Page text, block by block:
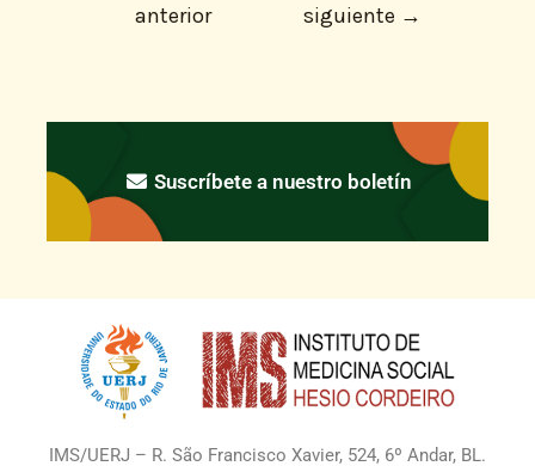
anterior
siguiente →
Suscríbete a nuestro boletín
IMS/UERJ – R. São Francisco Xavier, 524, 6º Andar, BL.